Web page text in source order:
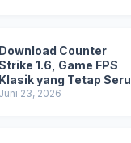
Download Counter
1.6, Game FPS
Klasik yang Tetap Seru
Juni 23, 2026